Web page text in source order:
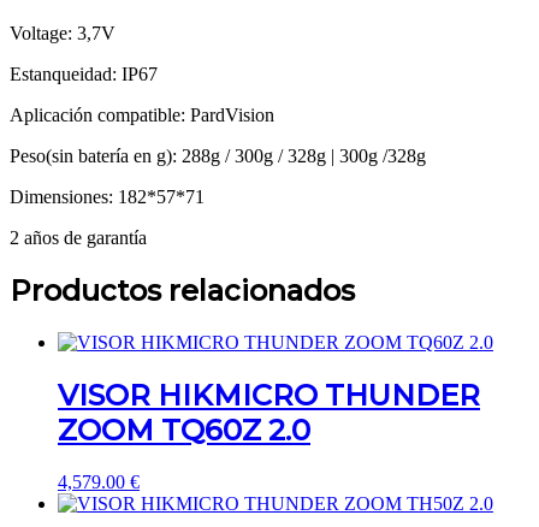
Voltage: 3,7V
Estanqueidad: IP67
Aplicación compatible: PardVision
Peso(sin batería en g): 288g / 300g / 328g | 300g /328g
Dimensiones: 182*57*71
2 años de garantía
Productos relacionados
VISOR HIKMICRO THUNDER
ZOOM TQ60Z 2.0
4,579.00 €